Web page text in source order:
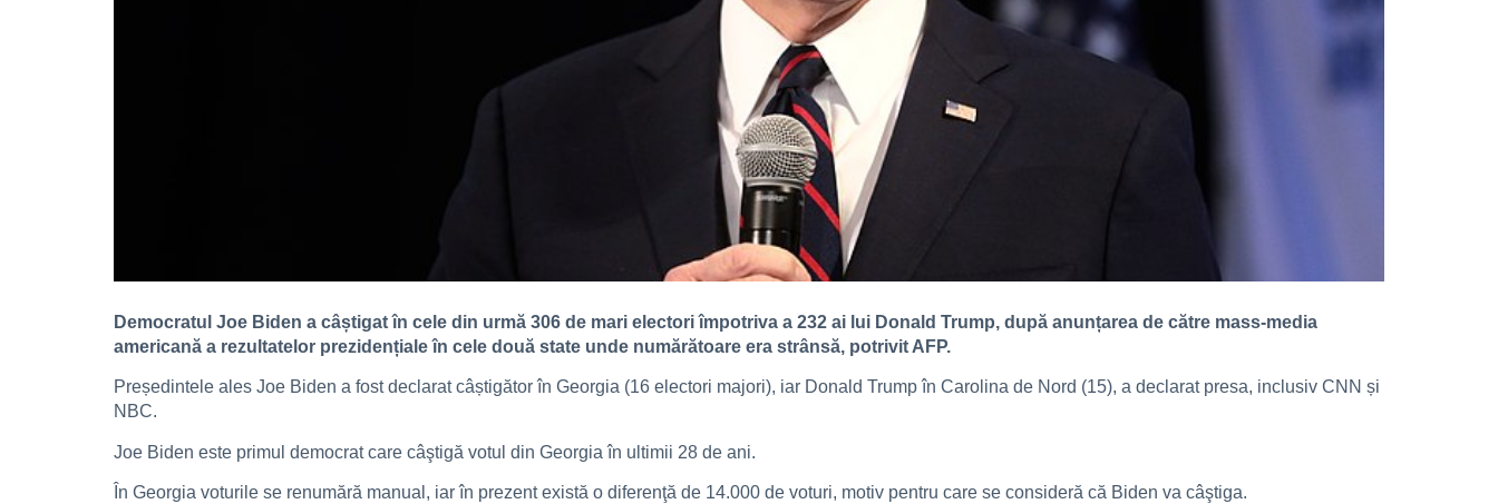
Democratul Joe Biden a câștigat în cele din urmă 306 de mari electori împotriva a 232 ai lui Donald Trump, după anunțarea de către mass-media
americană a rezultatelor prezidențiale în cele două state unde numărătoare era strânsă, potrivit AFP.
Președintele ales Joe Biden a fost declarat câștigător în Georgia (16 electori majori), iar Donald Trump în Carolina de Nord (15), a declarat presa, inclusiv CNN și
NBC.
Joe Biden este primul democrat care câştigă votul din Georgia în ultimii 28 de ani.
În Georgia voturile se renumără manual, iar în prezent există o diferenţă de 14.000 de voturi, motiv pentru care se consideră că Biden va câştiga.